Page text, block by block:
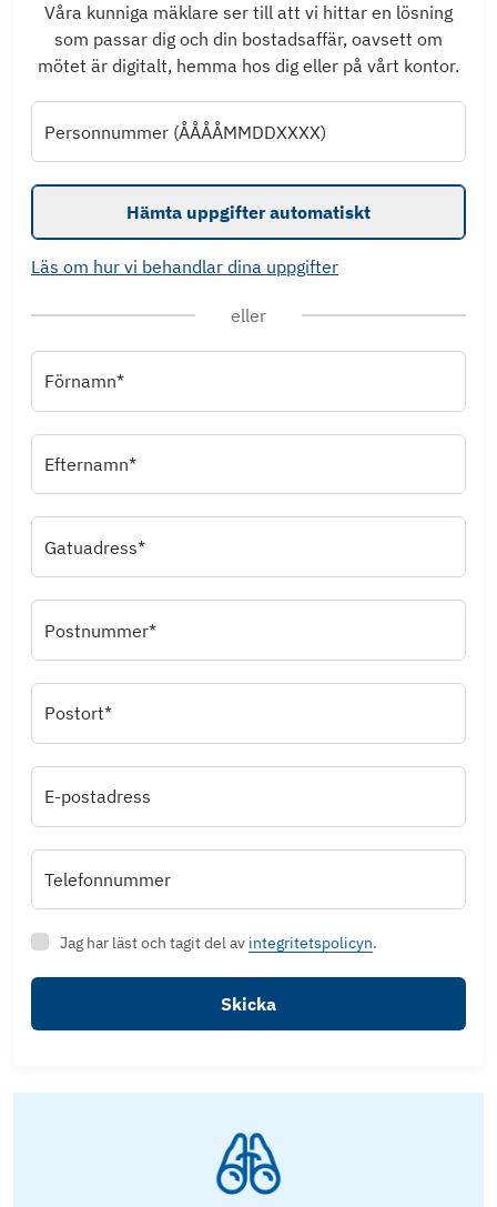
Våra kunniga mäklare ser till att vi hittar en lösning
som passar dig och din bostadsaffär, oavsett om
mötet är digitalt, hemma hos dig eller på vårt kontor.
Personnummer (ÅÅÅÅMMDDXXXX)
Hämta uppgifter automatiskt
Läs om hur vi behandlar dina uppgifter
eller
Förnamn*
Efternamn*
Gatuadress*
Postnummer*
Postort*
E-postadress
Telefonnummer
Jag har läst och tagit del av integritetspolicyn.
Skicka